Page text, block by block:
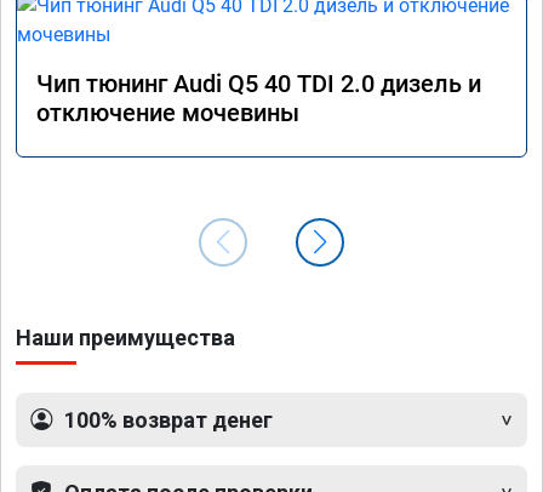
Чип тюнинг Audi Q5 40 TDI 2.0 дизель и
отключение мочевины
Наши преимущества
100% возврат денег